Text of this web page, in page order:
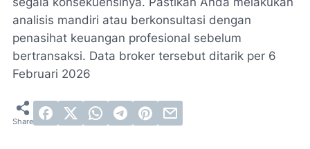
analisis mandiri atau berkonsultasi dengan
penasihat keuangan profesional sebelum
bertransaksi. Data broker tersebut ditarik per 6
Februari 2026